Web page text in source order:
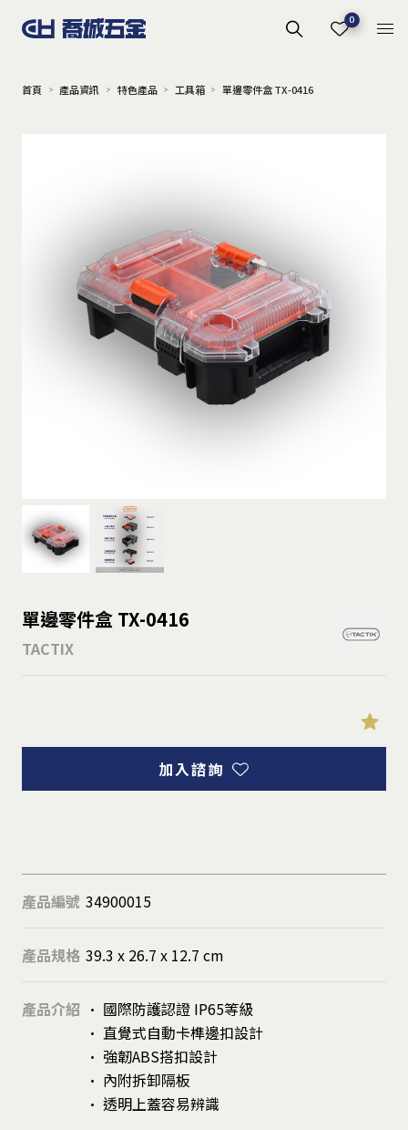
0
首頁 產品資訊 特色產品 工具箱 單邊零件盒 TX-0416
單邊零件盒 TX-0416
TACTIX
加入諮詢
產品編號 34900015
產品規格 39.3 x 26.7 x 12.7 cm
產品介紹 • 國際防護認證 IP65等級
• 直覺式自動卡榫邊扣設計
• 強韌ABS搭扣設計
• 內附拆卸隔板
• 透明上蓋容易辨識